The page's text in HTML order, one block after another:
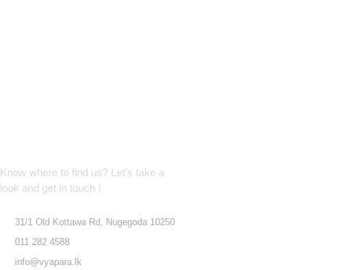
Know where to find us? Let's take a
look and get in touch !
31/1 Old Kottawa Rd, Nugegoda 10250
011 282 4588
info@vyapara.lk